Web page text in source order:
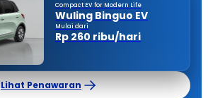
Compact EV for Modern Life
Wuling Binguo EV
Mulai dari
Rp 260 ribu/hari
Lihat Penawaran